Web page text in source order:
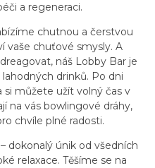
a regeneraci.
chutnou a čerstvou
vaše chuťové smysly. A
náš Lobby Bar je
drinků. Po dni
si můžete užít volný čas v
na vás bowlingové dráhy,
chvíle plné radosti.
dokonalý únik od všedních
relaxace. Těšíme se na